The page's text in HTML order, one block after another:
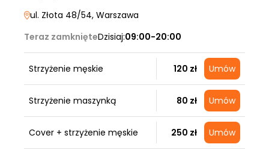
ul. Złota 48/54, Warszawa
Teraz zamknięteDzisiaj:09:00-20:00
Strzyżenie męskie 120 zł Umów
Strzyżenie maszynką 80 zł Umów
Cover + strzyżenie męskie 250 zł Umów